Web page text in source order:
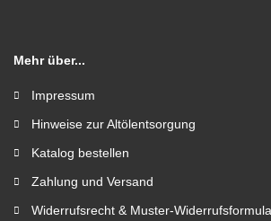
Mehr über...
Impressum
Hinweise zur Altölentsorgung
Katalog bestellen
Zahlung und Versand
Widerrufsrecht & Muster-